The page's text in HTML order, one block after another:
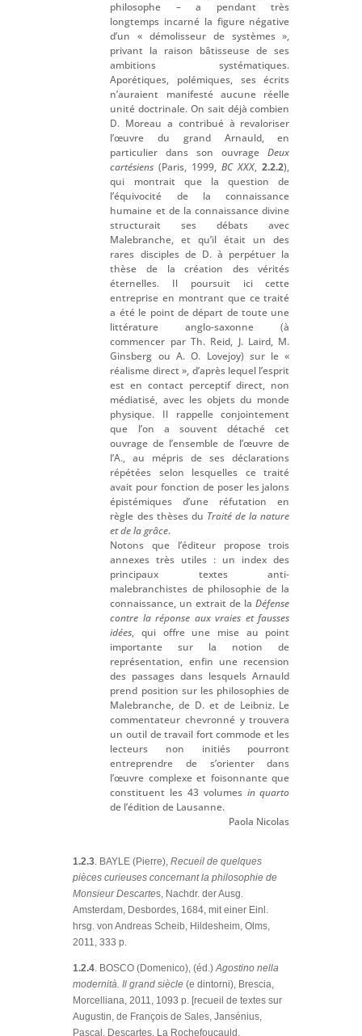
philosophe – a pendant très
longtemps incarné la figure négative
d’un « démolisseur de systèmes »,
privant la raison bâtisseuse de ses
ambitions systématiques.
Aporétiques, polémiques, ses écrits
n’auraient manifesté aucune réelle
unité doctrinale. On sait déjà combien
D. Moreau a contribué à revaloriser
l’œuvre du grand Arnauld, en
particulier dans son ouvrageDeux
cartésiens (Paris, 1999,BC XXX,2.2.2),
qui montrait que la question de
l’équivocité de la connaissance
humaine et de la connaissance divine
structurait ses débats avec
Malebranche, et qu’il était un des
rares disciples de D. à perpétuer la
thèse de la création des vérités
éternelles. Il poursuit ici cette
entreprise en montrant que ce traité
a été le point de départ de toute une
littérature anglo-saxonne (à
commencer par Th. Reid, J. Laird, M.
Ginsberg ou A. O. Lovejoy) sur le «
réalisme direct », d’après lequel l’esprit
est en contact perceptif direct, non
médiatisé, avec les objets du monde
physique. Il rappelle conjointement
que l’on a souvent détaché cet
ouvrage de l’ensemble de l’œuvre de
l’A., au mépris de ses déclarations
répétées selon lesquelles ce traité
avait pour fonction de poser les jalons
épistémiques d’une réfutation en
règle des thèses du Traité de la nature
et de la grâce.
Notons que l’éditeur propose trois
annexes très utiles : un index des
principaux textes anti-
malebranchistes de philosophie de la
connaissance, un extrait de laDéfense
contre la réponse aux vraies et fausses
idées, qui offre une mise au point
importante sur la notion de
représentation, enfin une recension
des passages dans lesquels Arnauld
prend position sur les philosophies de
Malebranche, de D. et de Leibniz. Le
commentateur chevronné y trouvera
un outil de travail fort commode et les
lecteurs non initiés pourront
entreprendre de s’orienter dans
l’œuvre complexe et foisonnante que
constituent les 43 volumes in quarto
de l’édition de Lausanne.
Paola Nicolas
1.2.3. BAYLE (Pierre), Recueil de quelques
pièces curieuses concernant la philosophie de
Monsieur Descartes, Nachdr. der Ausg.
Amsterdam, Desbordes, 1684, mit einer Einl.
hrsg. von Andreas Scheib, Hildesheim, Olms,
2011, 333 p.
1.2.4. BOSCO (Domenico), (éd.)Agostino nella
modernità. Il grand siècle(e dintorni), Brescia,
Morcelliana, 2011, 1093 p. [recueil de textes sur
Augustin, de François de Sales, Jansénius,
Pascal, Descartes, La Rochefoucauld,